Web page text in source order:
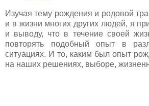
Изучая тему рождения и родовой
и в жизни многих других людей, я
и выводу, что в течение своей
повторять подобный опыт в
ситуациях. И то, каким был опыт
на наших решениях, выборе,